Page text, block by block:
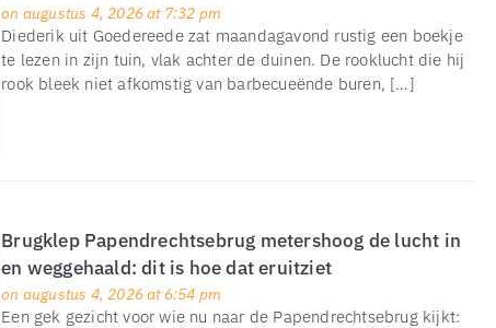
on augustus 4, 2026 at 7:32 pm
Diederik uit Goedereede zat maandagavond rustig een boekje
te lezen in zijn tuin, vlak achter de duinen. De rooklucht die hij
rook bleek niet afkomstig van barbecueënde buren, […]
Brugklep Papendrechtsebrug metershoog de lucht in
en weggehaald: dit is hoe dat eruitziet
on augustus 4, 2026 at 6:54 pm
Een gek gezicht voor wie nu naar de Papendrechtsebrug kijkt: